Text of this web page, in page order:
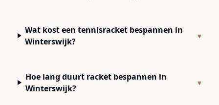
Wat kost een tennisracket bespannen in
Winterswijk?
▾
Hoe lang duurt racket bespannen in
Winterswijk?
▾